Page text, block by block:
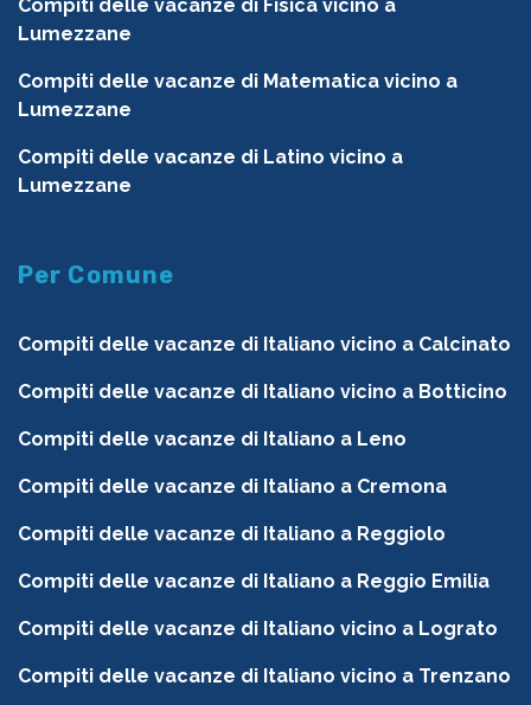
Compiti delle vacanze di Fisica vicino a
Lumezzane
Compiti delle vacanze di Matematica vicino a
Lumezzane
Compiti delle vacanze di Latino vicino a
Lumezzane
Per Comune
Compiti delle vacanze di Italiano vicino a Calcinato
Compiti delle vacanze di Italiano vicino a Botticino
Compiti delle vacanze di Italiano a Leno
Compiti delle vacanze di Italiano a Cremona
Compiti delle vacanze di Italiano a Reggiolo
Compiti delle vacanze di Italiano a Reggio Emilia
Compiti delle vacanze di Italiano vicino a Lograto
Compiti delle vacanze di Italiano vicino a Trenzano